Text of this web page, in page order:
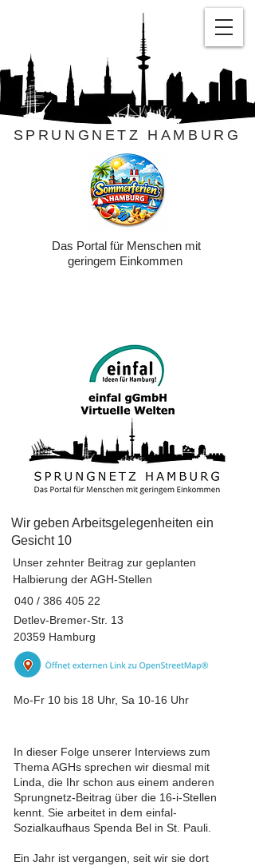
SPRUNGNETZ HAMBURG
Das Portal für Menschen mit
geringem Einkommen
Wir geben Arbeitsgelegenheiten ein
Gesicht 10
Unser zehnter Beitrag zur geplanten
Halbierung der AGH-Stellen
040 / 386 405 22
Detlev-Bremer-Str. 13
20359 Hamburg
Mo-Fr 10 bis 18 Uhr, Sa 10-16 Uhr
In dieser Folge unserer Interviews zum
Thema AGHs sprechen wir diesmal mit
Linda, die Ihr schon aus einem anderen
Sprungnetz-Beitrag über die 16-i-Stellen
kennt. Sie arbeitet in dem einfal-
Sozialkaufhaus Spenda Bel in St. Pauli.
Ein Jahr ist vergangen, seit wir sie dort